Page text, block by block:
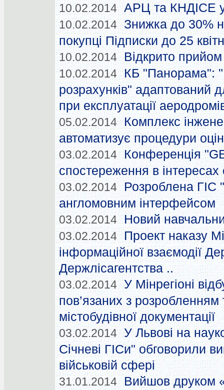
10.02.2014 АРЦ та КНДІСЕ
10.02.2014
Знижка до 30%
покупці Підписки до 25
10.02.2014 Відкрито
10.02.2014
КБ "Панорама":
розрахунків" адаптований
при експлуатації
05.02.2014
Комплекс
автоматизує процедури
03.02.2014
Конференція
спостереження в інтересах
03.02.2014
Розроблена ГІС
англомовним інтерфейсом
03.02.2014 Новий
03.02.2014
Проект наказу
інформаційної взаємодії
Держлісагентства ..
03.02.2014 У Мінрегіоні
пов’язаних з
містобудівної документації
03.02.2014 У Львові на
Січневі ГІСи" обговорили
військовій сфері
31.01.2014
Вийшов друком